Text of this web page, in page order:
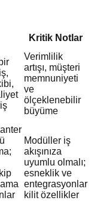
Kritik Notlar
Verimlilik
artışı, müşteri
memnuniyeti
ve
ölçeklenebilir
büyüme
Modüller iş
akışınıza
uyumlu olmalı;
esneklik ve
entegrasyonlar
kilit özellikler